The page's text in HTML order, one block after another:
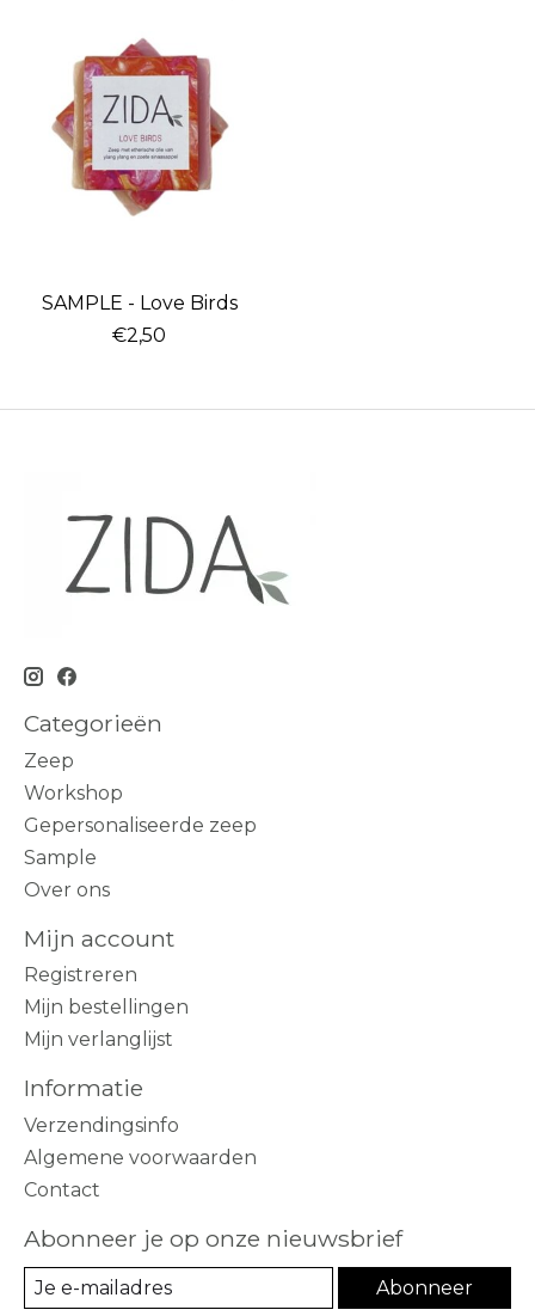
SAMPLE - Love Birds
€2,50
Categorieën
Zeep
Workshop
Gepersonaliseerde zeep
Sample
Over ons
Mijn account
Registreren
Mijn bestellingen
Mijn verlanglijst
Informatie
Verzendingsinfo
Algemene voorwaarden
Contact
Abonneer je op onze nieuwsbrief
Abonneer